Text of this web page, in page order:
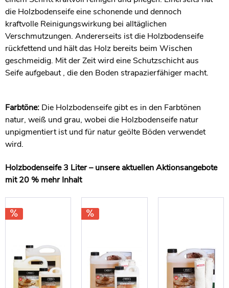
die Holzbodenseife eine schonende und dennoch
kraftvolle Reinigungswirkung bei alltäglichen
Verschmutzungen. Andererseits ist die Holzbodenseife
rückfettend und hält das Holz bereits beim Wischen
geschmeidig. Mit der Zeit wird eine Schutzschicht aus
Seife aufgebaut , die den Boden strapazierfähiger macht.
Farbtöne: Die Holzbodenseife gibt es in den Farbtönen
natur, weiß und grau, wobei die Holzbodenseife natur
unpigmentiert ist und für natur geölte Böden verwendet
wird.
Holzbodenseife 3 Liter – unsere aktuellen Aktionsangebote
mit 20 % mehr Inhalt